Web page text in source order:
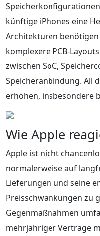
künftige iPhones eine
Architekturen
komplexere PCB-
zwischen SoC,
Speicheranbindung. All
erhöhen, insbesondere
Wie Apple
Apple ist nicht
normalerweise auf
Lieferungen und seine
Preisschwankungen zu
Gegenmaßnahmen
mehrjähriger Verträge